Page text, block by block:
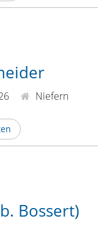
Niefern
Bossert)